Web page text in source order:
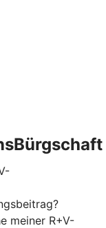
meiner R+V-